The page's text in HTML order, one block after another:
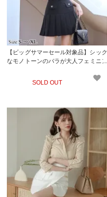
【ビッグサマーセール対象品】シック
なモノトーンのバラが大人フェミニン
RETDRESS)
SOLD OUT